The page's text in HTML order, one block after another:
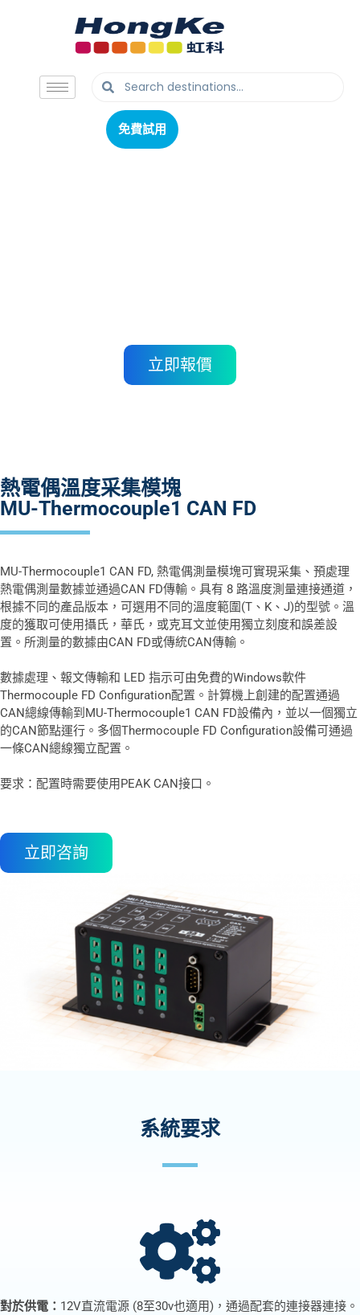
免費試用
免費試用
立即報價
熱電偶溫度采集模塊
MU-Thermocouple1 CAN FD
MU-Thermocouple1 CAN FD, 熱電偶測量模塊可實現采集、預處理
熱電偶測量數據並通過CAN FD傳輸。具有 8 路溫度測量連接通道，
根據不同的產品版本，可選用不同的溫度範圍(T、K、J)的型號。溫
度的獲取可使用攝氏，華氏，或克耳文並使用獨立刻度和誤差設
置。所測量的數據由CAN FD或傳統CAN傳輸。
數據處理、報文傳輸和 LED 指示可由免費的Windows軟件
Thermocouple FD Configuration配置。計算機上創建的配置通過
CAN總線傳輸到MU-Thermocouple1 CAN FD設備內，並以一個獨立
的CAN節點運行。多個Thermocouple FD Configuration設備可通過
一條CAN總線獨立配置。
要求：配置時需要使用PEAK CAN接口。
立即咨詢
系統要求
對於供電： 12V直流電源 (8至30v也適用)，通過配套的連接器連接。